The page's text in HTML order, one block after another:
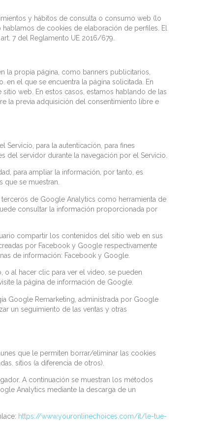
y hábitos de consulta o consumo web (lo
de cookies de elaboración de perfiles. El
7 del Reglamento UE 2016/679.
la propia página, como banners publicitarios,
el que se encuentra la página solicitada. En
web. En estos casos, estamos hablando de las
la previa adquisición del consentimiento libre e
Servicio, para la autenticación, para fines
del servidor durante la navegación por el Servicio.
para ampliar la información, por tanto, es
que se muestran.
de Google Analytics como herramienta de
consultar la información proporcionada por
compartir los contenidos del sitio web en sus
por Facebook y Google respectivamente
de información: Facebook y Google.
o al hacer clic para ver el video, se pueden
la página de información de Google.
Google Remarketing, administrada por Google
un seguimiento de las ventas y otras
que le permiten borrar/eliminar las cookies
sitios (a diferencia de otros).
A continuación se muestran los métodos
Analytics mediante la descarga de un
https://www.youronlinechoices.com/it/le-tue-